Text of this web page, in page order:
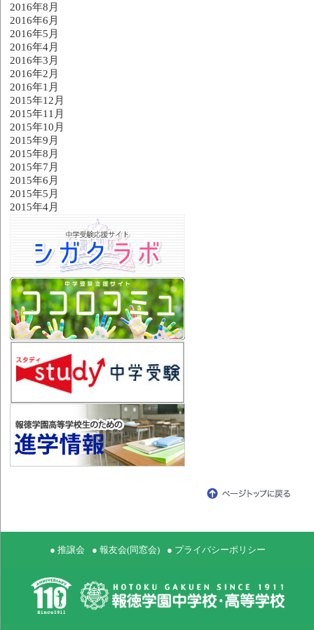
2016年8月
2016年6月
2016年5月
2016年4月
2016年3月
2016年2月
2016年1月
2015年12月
2015年11月
2015年10月
2015年9月
2015年8月
2015年7月
2015年6月
2015年5月
2015年4月
● 推譲会 ● 報友会(同窓会) ● プライバシーポリシー